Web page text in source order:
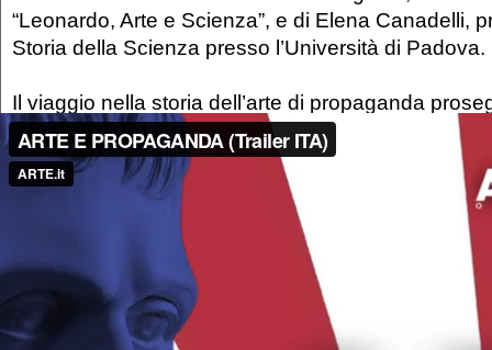
“Leonardo, Arte e Scienza”, e di Elena Canadelli,
Storia della Scienza presso l’Università di Padova.
Il viaggio nella storia dell’arte di propaganda
nazista. Le riprese della mostraArt Dégénéré: le
Moderne sous le Nazismein corso al Musée
25 maggio 2025, documentano le opere e gli
al bando da Hitler nel corso della campagna di
moderna. Eppure, mentre il dittatore tedesco
all’”Arte degenerata”, un artista e attivista
con grande lucidità riuscì a fare arte di contro-
con grande anticipo al popolo tedesco i contenuti